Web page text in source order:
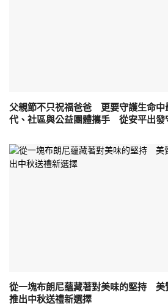
父親節不只祝福爸爸 更要守護生命中
代、社區與公益團體攜手 從安平出發
從一塊布朗尼蘊藏著對美味的堅持 美
推出中秋送禮新選擇